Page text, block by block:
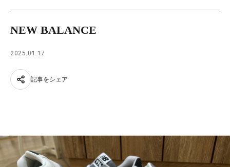
NEW BALANCE
2025.01.17
記事をシェア